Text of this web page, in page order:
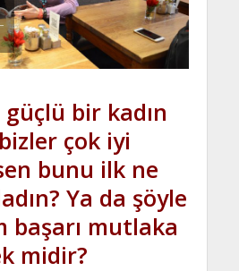
güçlü bir kadın
çok iyi
bunu ilk ne
Ya da şöyle
başarı mutlaka
midir?